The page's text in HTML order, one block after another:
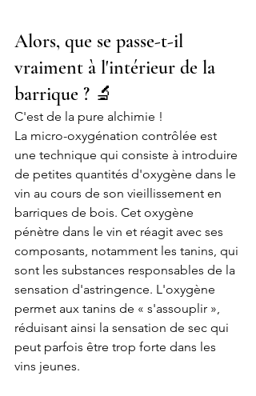
Alors, que se passe-t-il
vraiment à l'intérieur de la
barrique ? 🔬
C'est de la pure alchimie !
La micro-oxygénation contrôlée est
une technique qui consiste à introduire
de petites quantités d'oxygène dans le
vin au cours de son vieillissement en
barriques de bois. Cet oxygène
pénètre dans le vin et réagit avec ses
composants, notamment les tanins, qui
sont les substances responsables de la
sensation d'astringence. L'oxygène
permet aux tanins de « s'assouplir »,
réduisant ainsi la sensation de sec qui
peut parfois être trop forte dans les
vins jeunes.